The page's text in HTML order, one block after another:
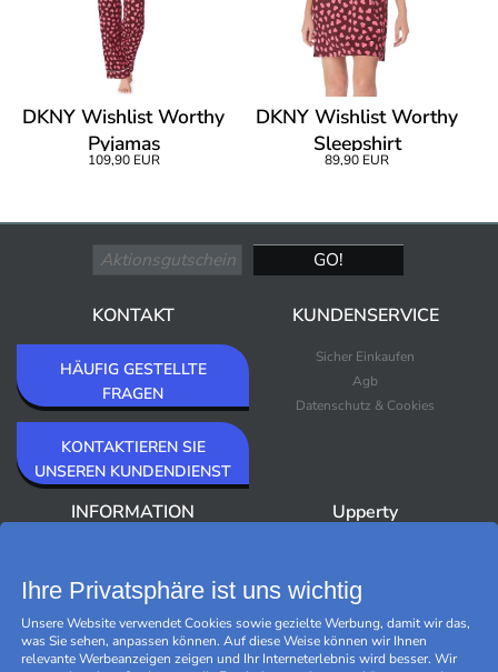
DKNY Wishlist Worthy
Pyjamas
109,90 EUR
DKNY Wishlist Worthy
Sleepshirt
89,90 EUR
KONTAKT
HÄUFIG GESTELLTE
FRAGEN
KONTAKTIEREN SIE
UNSEREN KUNDENDIENST
KUNDENSERVICE
Sicher Einkaufen
Agb
Datenschutz & Cookies
INFORMATION
Newsletter
Upperty
Bestseller
Outlet
Marken
Black Friday
Ihre Privatsphäre ist uns wichtig
Unsere Website verwendet Cookies sowie gezielte Werbung, damit wir das,
was Sie sehen, anpassen können. Auf diese Weise können wir Ihnen
relevante Werbeanzeigen zeigen und Ihr Interneterlebnis wird besser. Wir